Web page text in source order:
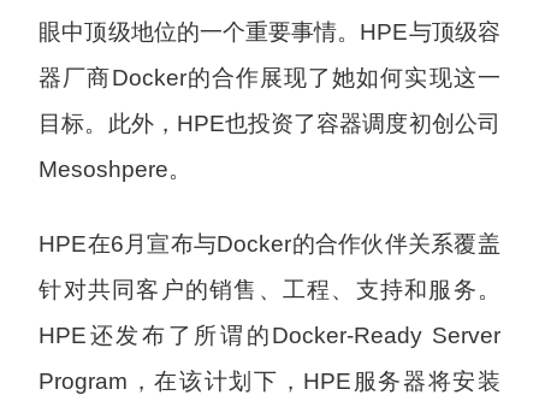
眼中顶级地位的一个重要事情。HPE与顶级容
器厂商Docker的合作展现了她如何实现这一
目标。此外，HPE也投资了容器调度初创公司
Mesoshpere。
HPE在6月宣布与Docker的合作伙伴关系覆盖
针对共同客户的销售、工程、支持和服务。
HPE还发布了所谓的Docker-Ready Server
Program，在该计划下，HPE服务器将安装